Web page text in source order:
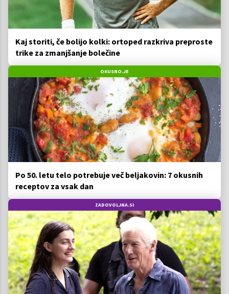
Kaj storiti, če bolijo kolki: ortoped razkriva preproste
trike za zmanjšanje bolečine
OKUSNO.JE
Po 50. letu telo potrebuje več beljakovin: 7 okusnih
receptov za vsak dan
ZADOVOLJNA.SI